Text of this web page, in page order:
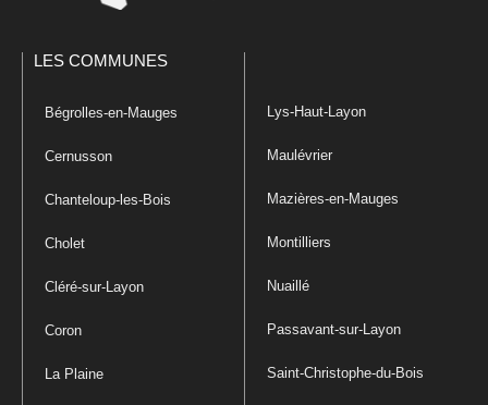
LES COMMUNES
Bégrolles-en-Mauges
Cernusson
Chanteloup-les-Bois
Cholet
Cléré-sur-Layon
Coron
La Plaine
Lys-Haut-Layon
Maulévrier
Mazières-en-Mauges
Montilliers
Nuaillé
Passavant-sur-Layon
Saint-Christophe-du-Bois